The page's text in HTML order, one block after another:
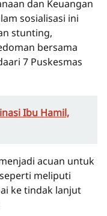
dan Keuangan
sosialisasi ini
stunting,
bersama
7 Puskesmas
Ibu Hamil,
acuan untuk
meliputi
ke tindak lanjut